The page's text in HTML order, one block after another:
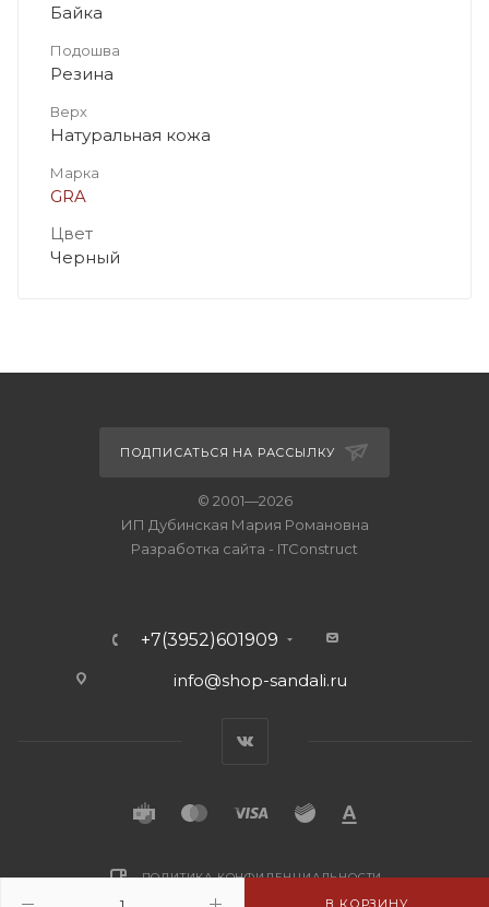
В КОРЗИНУ
Байка
Подошва
Резина
Верх
Натуральная кожа
Марка
GRA
Цвет
Черный
ПОДПИСАТЬСЯ НА РАССЫЛКУ
© 2001—2026
ИП Дубинская Мария Романовна
Разработка сайта - ITConstruct
+7(3952)601909
info@shop-sandali.ru
ПОЛИТИКА КОНФИДЕНЦИАЛЬНОСТИ